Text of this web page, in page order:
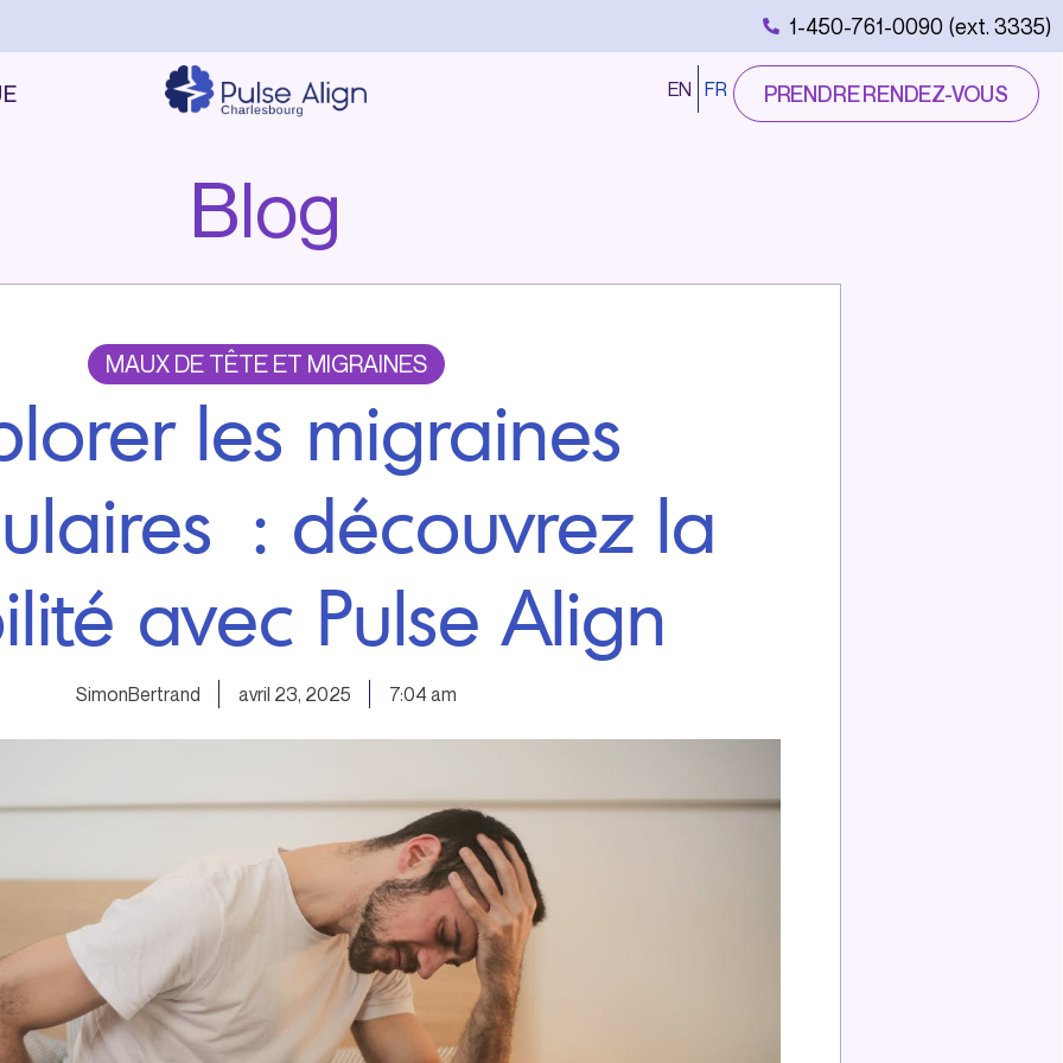
1-450-761-0090 (ext. 3335)
EN FR PRENDRE RENDEZ-VOUS
Blog
MAUX DE TÊTE ET MIGRAINES
les migraines
: découvrez la
avec Pulse Align
SimonBertrand avril 23, 2025 7:04 am